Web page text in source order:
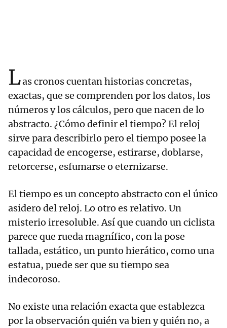
Las cronos cuentan historias concretas,
exactas, que se comprenden por los datos, los
números y los cálculos, pero que nacen de lo
abstracto. ¿Cómo definir el tiempo? El reloj
sirve para describirlo pero el tiempo posee la
capacidad de encogerse, estirarse, doblarse,
retorcerse, esfumarse o eternizarse.
El tiempo es un concepto abstracto con el único
asidero del reloj. Lo otro es relativo. Un
misterio irresoluble. Así que cuando un ciclista
parece que rueda magnífico, con la pose
tallada, estático, un punto hierático, como una
estatua, puede ser que su tiempo sea
indecoroso.
No existe una relación exacta que establezca
por la observación quién va bien y quién no, a